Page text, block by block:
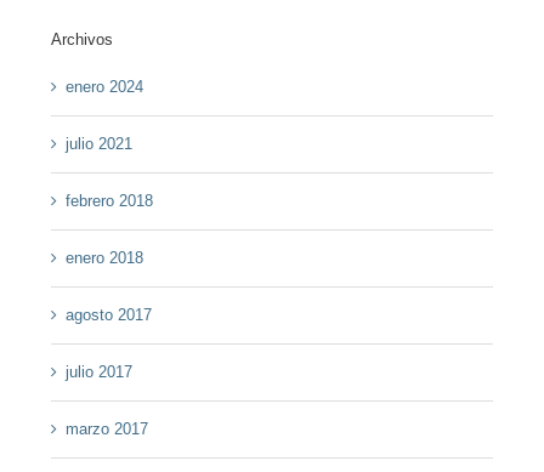
Archivos
enero 2024
julio 2021
febrero 2018
enero 2018
agosto 2017
julio 2017
marzo 2017